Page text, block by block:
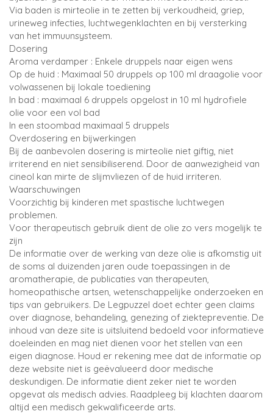
Via baden is mirteolie in te zetten bij verkoudheid, griep,
urineweg infecties, luchtwegenklachten en bij versterking
van het immuunsysteem.
Dosering
Aroma verdamper : Enkele druppels naar eigen wens
Op de huid : Maximaal 50 druppels op 100 ml draagolie voor
volwassenen bij lokale toediening
In bad : maximaal 6 druppels opgelost in 10 ml hydrofiele
olie voor een vol bad
In een stoombad maximaal 5 druppels
Overdosering en bijwerkingen
Bij de aanbevolen dosering is mirteolie niet giftig, niet
irriterend en niet sensibiliserend. Door de aanwezigheid van
cineol kan mirte de slijmvliezen of de huid irriteren.
Waarschuwingen
Voorzichtig bij kinderen met spastische luchtwegen
problemen.
Voor therapeutisch gebruik dient de olie zo vers mogelijk te
zijn
De informatie over de werking van deze olie is afkomstig uit
de soms al duizenden jaren oude toepassingen in de
aromatherapie, de publicaties van therapeuten,
homeopathische artsen, wetenschappelijke onderzoeken en
tips van gebruikers. De Legpuzzel doet echter geen claims
over diagnose, behandeling, genezing of ziektepreventie. De
inhoud van deze site is uitsluitend bedoeld voor informatieve
doeleinden en mag niet dienen voor het stellen van een
eigen diagnose. Houd er rekening mee dat de informatie op
deze website niet is geëvalueerd door medische
deskundigen. De informatie dient zeker niet te worden
opgevat als medisch advies. Raadpleeg bij klachten daarom
altijd een medisch gekwalificeerde arts.